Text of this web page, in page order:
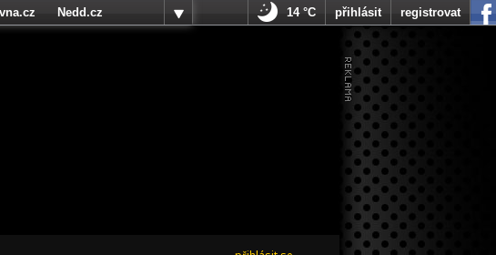
Nedd.cz
14 °C přihlásit registrovat